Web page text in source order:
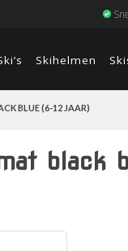
Skihelmen
BLUE (6-12 JAAR)
black